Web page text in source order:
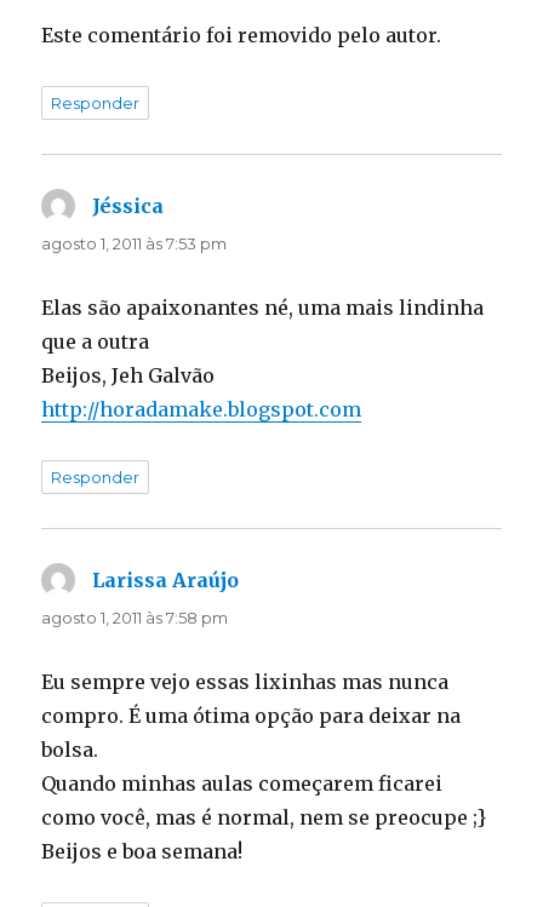
Este comentário foi removido pelo autor.
Responder
Jéssica
agosto 1, 2011 às 7:53 pm
Elas são apaixonantes né, uma mais lindinha
que a outra
Beijos, Jeh Galvão
http://horadamake.blogspot.com
Responder
Larissa Araújo
agosto 1, 2011 às 7:58 pm
Eu sempre vejo essas lixinhas mas nunca
compro. É uma ótima opção para deixar na
bolsa.
Quando minhas aulas começarem ficarei
como você, mas é normal, nem se preocupe ;}
Beijos e boa semana!